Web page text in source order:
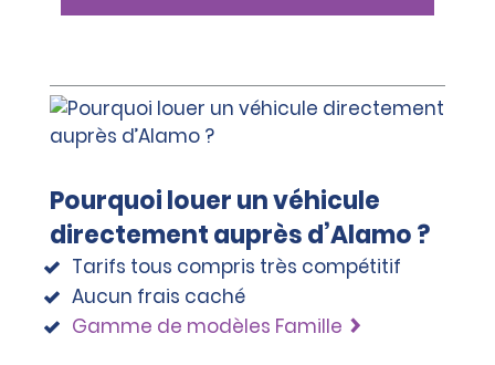
Pourquoi louer un véhicule
directement auprès d’Alamo ?
Tarifs tous compris très compétitif
Aucun frais caché
Gamme de modèles Famille